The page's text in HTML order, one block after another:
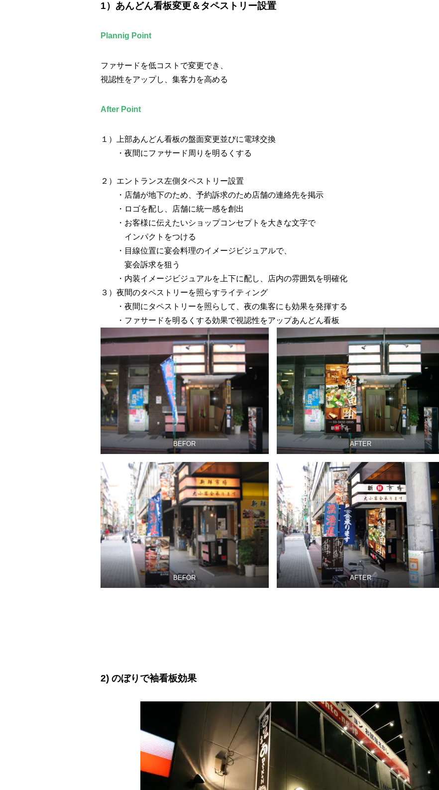
1）あんどん看板変更＆タペストリー設置
Plannig Point
ファサードを低コストで変更でき、
視認性をアップし、集客力を高める
After Point
１）上部あんどん看板の盤面変更並びに電球交換
・夜間にファサード周りを明るくする
２）エントランス左側タペストリー設置
・店舗が地下のため、予約訴求のため店舗の連絡先を掲示
・ロゴを配し、店舗に統一感を創出
・お客様に伝えたいショップコンセプトを大きな文字で
インパクトをつける
・目線位置に宴会料理のイメージビジュアルで、
宴会訴求を狙う
・内装イメージビジュアルを上下に配し、店内の雰囲気を明確化
３）夜間のタペストリーを照らすライティング
・夜間にタペストリーを照らして、夜の集客にも効果を発揮する
・ファサードを明るくする効果で視認性をアップあんどん看板
BEFOR AFTER
BEFOR AFTER
2) のぼりで袖看板効果